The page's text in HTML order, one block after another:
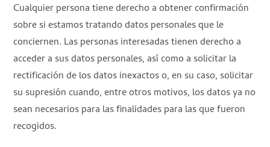
Cualquier persona tiene derecho a obtener confirmación
sobre si estamos tratando datos personales que le
conciernen. Las personas interesadas tienen derecho a
acceder a sus datos personales, así como a solicitar la
rectificación de los datos inexactos o, en su caso, solicitar
su supresión cuando, entre otros motivos, los datos ya no
sean necesarios para las finalidades para las que fueron
recogidos.